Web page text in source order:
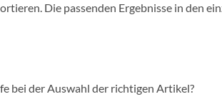
Die passenden Ergebnisse in den
bei der Auswahl der richtigen Artikel?